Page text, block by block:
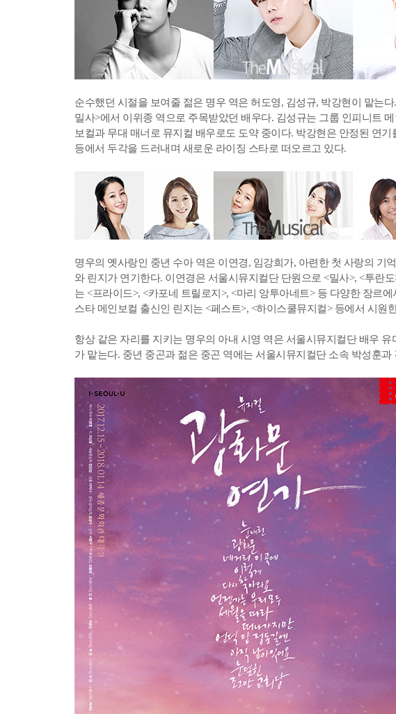
순수했던 시절을 보여줄 젊은 명우 역은 허도영, 김성규, 박강현이 맡는
밀사>에서 이위종 역으로 주목받았던 배우다. 김성규는 그룹 인피니트
보컬과 무대 매너로 뮤지컬 배우로도 도약 중이다. 박강현은 안정된 연
등에서 두각을 드러내며 새로운 라이징 스타로 떠오르고 있다.
명우의 옛사랑인 중년 수아 역은 이연경, 임강희가, 아련한 첫 사랑의 기
와 린지가 연기한다. 이연경은 서울시뮤지컬단 단원으로 <밀사>, <투란
는 <프라이드>, <카포네 트릴로지>, <마리 앙투아네트> 등 다양한 장르
스타 메인보컬 출신인 린지는 <페스트>, <하이스쿨뮤지컬> 등에서 시원
항상 같은 자리를 지키는 명우의 아내 시영 역은 서울시뮤지컬단 배우
가 맡는다. 중년 중곤과 젊은 중곤 역에는 서울시뮤지컬단 소속 박성훈